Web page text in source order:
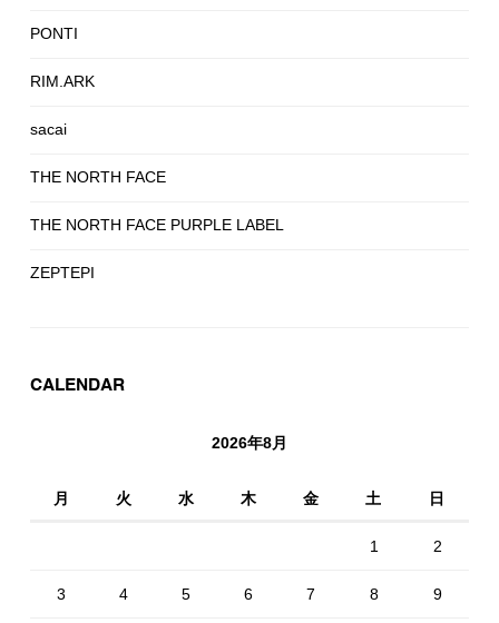
PONTI
RIM.ARK
sacai
THE NORTH FACE
THE NORTH FACE PURPLE LABEL
ZEPTEPI
CALENDAR
2026年8月
月 火 水 木 金 土 日
1 2
3 4 5 6 7 8 9